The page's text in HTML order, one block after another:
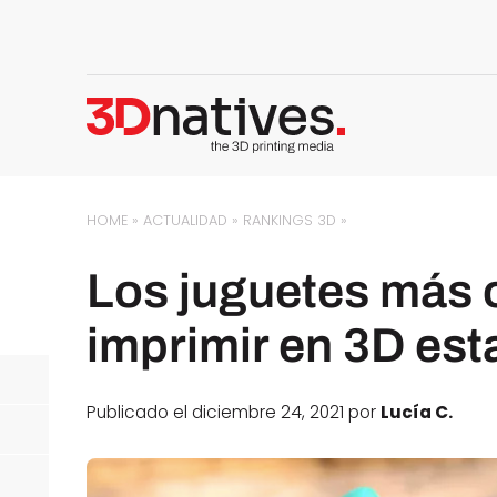
HOME »ACTUALIDAD » RANKINGS 3D »
Los juguetes más
imprimir en 3D
Publicado el diciembre 24, 2021 por Lucía C.